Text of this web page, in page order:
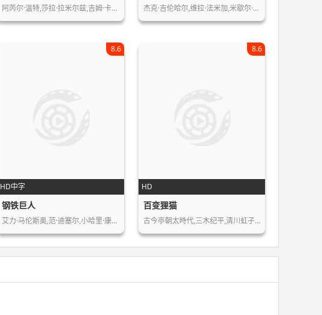
阿芮尔·温特,莎拉·拉米尔兹,吉姆·卡… 杰克·吉伦哈尔,维拉·法米加,米歇尔·…
HD中字
8.6
钢铁巨人
艾力·马伦斯奥,范·迪塞尔,小哈里·康…
HD
8.6
百变狸猫
古今亭朝太時代,三木纪平,清川虹子,野…